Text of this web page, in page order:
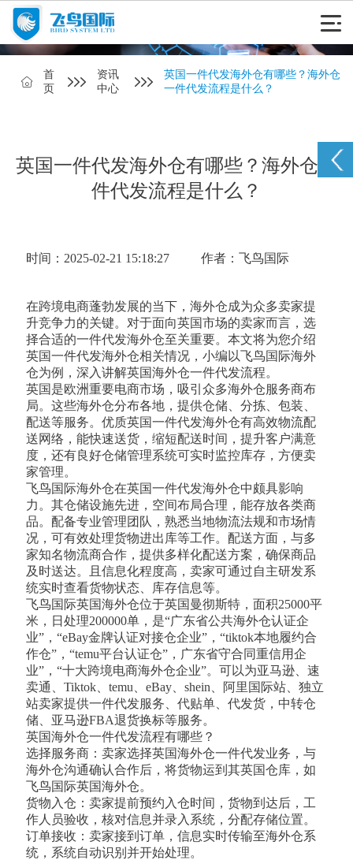
首
页
资讯
中心
英国一件代发海外仓有哪些？海外仓
一件代发流程是什么？
英国一件代发海外仓有哪些？海外仓一
件代发流程是什么？
时间：2025-02-21 15:18:27 作者：飞鸟国际
在跨境电商蓬勃发展的当下，海外仓成为众多卖家提
升竞争力的关键。对于面向英国市场的卖家而言，选
择合适的一件代发海外仓至关重要。本文将为您介绍
英国一件代发海外仓相关情况，小编以飞鸟国际海外
仓为例，深入讲解英国海外仓一件代发流程。
英国是欧洲重要电商市场，吸引众多海外仓服务商布
局。这些海外仓分布各地，提供仓储、分拣、包装、
配送等服务。优质英国一件代发海外仓有高效物流配
送网络，能快速送货，缩短配送时间，提升客户满意
度，还有良好仓储管理系统可实时监控库存，方便卖
家管理。
飞鸟国际海外仓在英国一件代发海外仓中颇具影响
力。其仓储设施先进，空间布局合理，能存放各类商
品。配备专业管理团队，熟悉当地物流法规和市场情
况，可有效处理货物进出库等工作。配送方面，与多
家知名物流商合作，提供多样化配送方案，确保商品
及时送达。且信息化程度高，卖家可通过自主研发系
统实时查看货物状态、库存信息等。
飞鸟国际英国海外仓位于英国曼彻斯特，面积25000平
米，日处理200000单，是“广东省公共海外仓认证企
业”，“eBay金牌认证对接仓企业”，“tiktok本地履约合
作仓”，“temu平台认证仓”，广东省守合同重信用企
业”，“十大跨境电商海外仓企业”。可以为亚马逊、速
卖通、Tiktok、temu、eBay、shein、阿里国际站、独立
站卖家提供一件代发服务、代贴单、代发货，中转仓
储、亚马逊FBA退货换标等服务。
英国海外仓一件代发流程有哪些？
选择服务商：卖家选择英国海外仓一件代发业务，与
海外仓沟通确认合作后，将货物运到其英国仓库，如
飞鸟国际英国海外仓。
货物入仓：卖家提前预约入仓时间，货物到达后，工
作人员验收，核对信息并录入系统，分配存储位置。
订单接收：卖家接到订单，信息实时传输至海外仓系
统，系统自动识别并开始处理。